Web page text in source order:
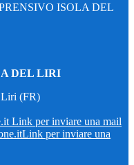
ISOLA DEL
DEL LIRI
Liri (FR)
Link per inviare una mail
Link per inviare una